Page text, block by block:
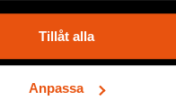
noggrannhet på upp till
enhet genom att aktivt
(fingeravtryck)
Tillåt alla
Anpassa